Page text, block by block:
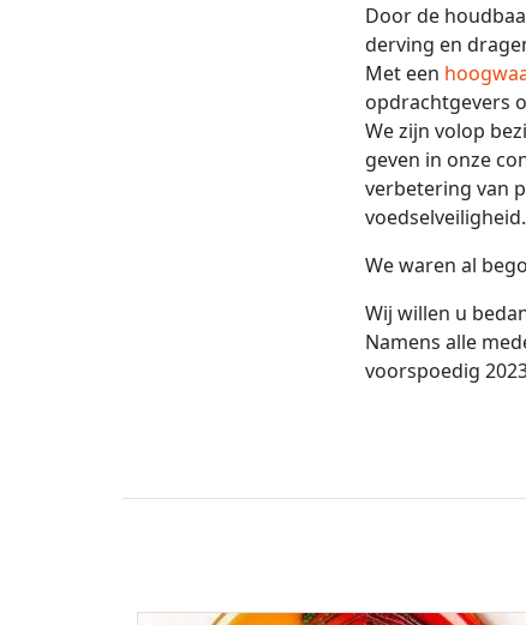
Door de
derving en
Met een
opdrachtgevers
We zijn volop
geven in onze
verbetering van
voedselveiligheid.
We waren al
Wij willen u
Namens alle
voorspoedig